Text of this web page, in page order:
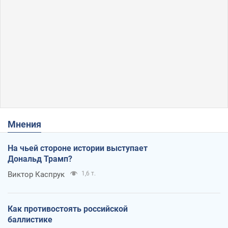
Мнения
На чьей стороне истории выступает
Дональд Трамп?
Виктор Каспрук 1,6 т.
Как противостоять российской
баллистике